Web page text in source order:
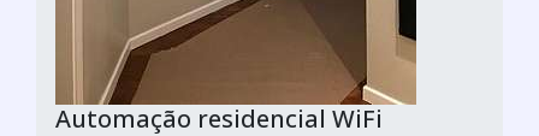
Automação residencial WiFi